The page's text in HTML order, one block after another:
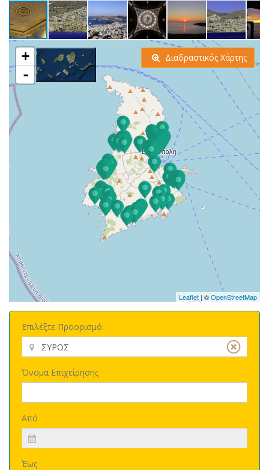
+
-
Leaflet | ©OpenStreetMap
Διαδραστικός Χάρτης
Επιλέξτε Προορισμό:
Όνομα Επιχείρησης
Από
Έως